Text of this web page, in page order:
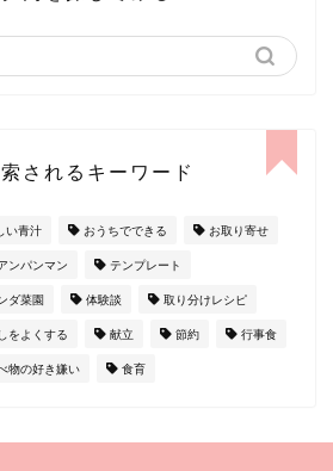
されるキーワード
い青汁 おうちでできる お取り寄せ
ンパンマン テンプレート
ダ菜園 体験談 取り分けレシピ
をよくする 献立 節約 行事食
物の好き嫌い 食育